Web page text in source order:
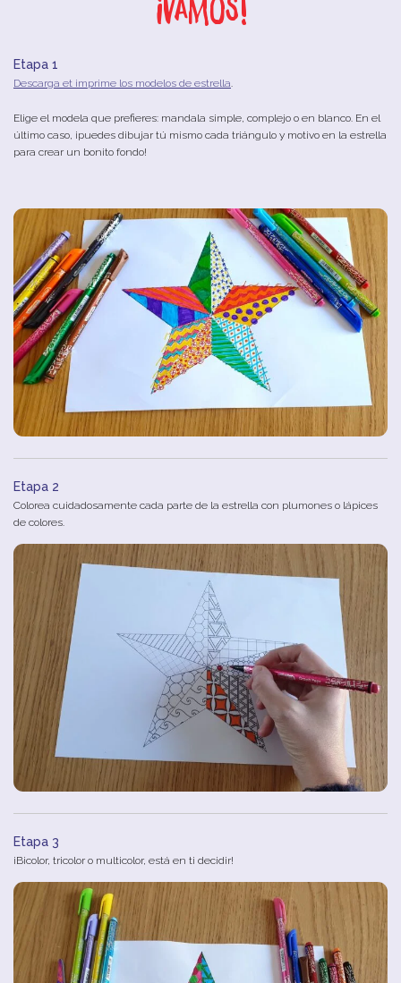
¡Vamos!
Etapa 1
Descarga et imprime los modelos de estrella.
Elige el modela que prefieres: mandala simple, complejo o en blanco. En el
último caso, ¡puedes dibujar tú mismo cada triángulo y motivo en la estrella
para crear un bonito fondo!
Etapa 2
Colorea cuidadosamente cada parte de la estrella con plumones o lápices
de colores.
Etapa 3
¡Bicolor, tricolor o multicolor, está en ti decidir!